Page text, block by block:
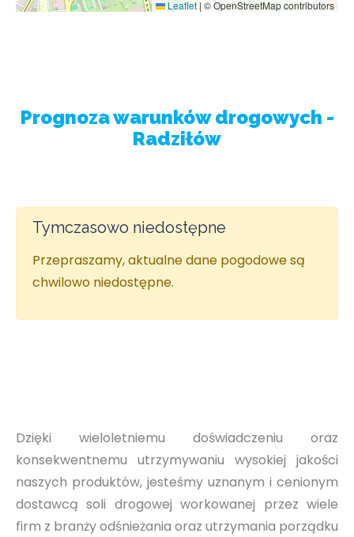
Leaflet | © OpenStreetMap contributors
Prognoza warunków drogowych -
Radziłów
Tymczasowo niedostępne
Przepraszamy, aktualne dane pogodowe są
chwilowo niedostępne.
Dzięki wieloletniemu doświadczeniu oraz
konsekwentnemu utrzymywaniu wysokiej jakości
naszych produktów, jesteśmy uznanym i cenionym
dostawcą soli drogowej workowanej przez wiele
firm z branży odśnieżania oraz utrzymania porządku